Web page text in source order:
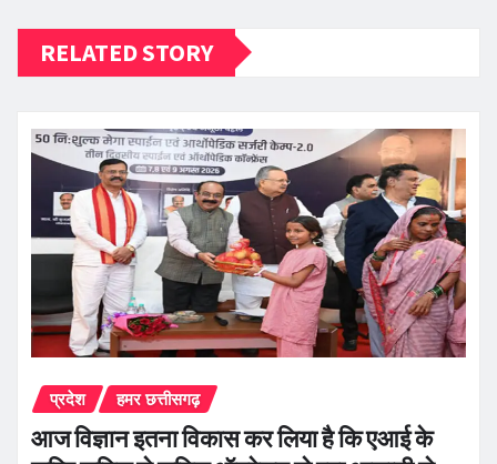
RELATED STORY
प्रदेश हमर छत्तीसगढ़
आज विज्ञान इतना विकास कर लिया है कि एआई के